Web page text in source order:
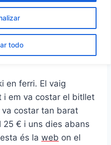
todo
dijous,
2018)
en ferri. El vaig
i em va costar el bitllet
costar tan barat
€ i uns dies abans
és la web on el